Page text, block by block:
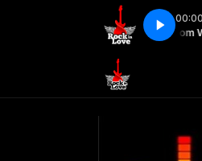
Programação Musical com Web